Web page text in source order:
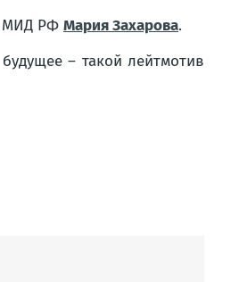
МИД РФ Мария Захарова.
– такой лейтмотив